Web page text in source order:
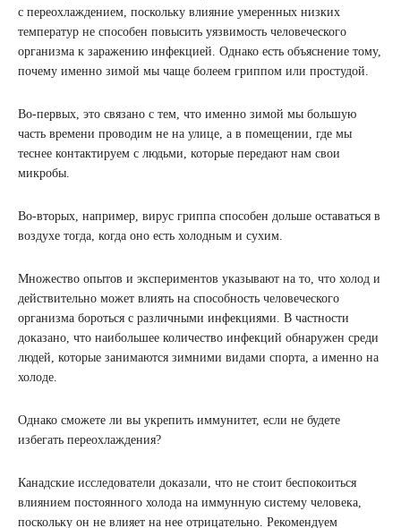
с переохлаждением, поскольку влияние умеренных низких
температур не способен повысить уязвимость человеческого
организма к заражению инфекцией. Однако есть объяснение тому,
почему именно зимой мы чаще болеем гриппом или простудой.
Во-первых, это связано с тем, что именно зимой мы большую
часть времени проводим не на улице, а в помещении, где мы
теснее контактируем с людьми, которые передают нам свои
микробы.
Во-вторых, например, вирус гриппа способен дольше оставаться в
воздухе тогда, когда оно есть холодным и сухим.
Множество опытов и экспериментов указывают на то, что холод и
действительно может влиять на способность человеческого
организма бороться с различными инфекциями. В частности
доказано, что наибольшее количество инфекций обнаружен среди
людей, которые занимаются зимними видами спорта, а именно на
холоде.
Однако сможете ли вы укрепить иммунитет, если не будете
избегать переохлаждения?
Канадские исследователи доказали, что не стоит беспокоиться
влиянием постоянного холода на иммунную систему человека,
поскольку он не влияет на нее отрицательно. Рекомендуем